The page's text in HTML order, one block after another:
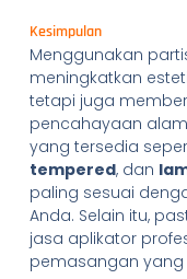
Kesimpulan
Menggunakan
meningkatkan
tetapi juga
pencahayaan
yang tersedia
tempered, dan
paling sesuai
Anda. Selain itu,
jasa aplikator
pemasangan